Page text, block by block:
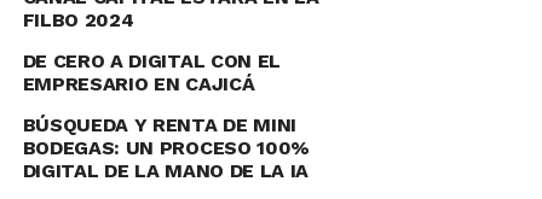
FILBO 2024
DE CERO A DIGITAL CON EL
EMPRESARIO EN CAJICÁ
BÚSQUEDA Y RENTA DE MINI
BODEGAS: UN PROCESO 100%
DIGITAL DE LA MANO DE LA IA